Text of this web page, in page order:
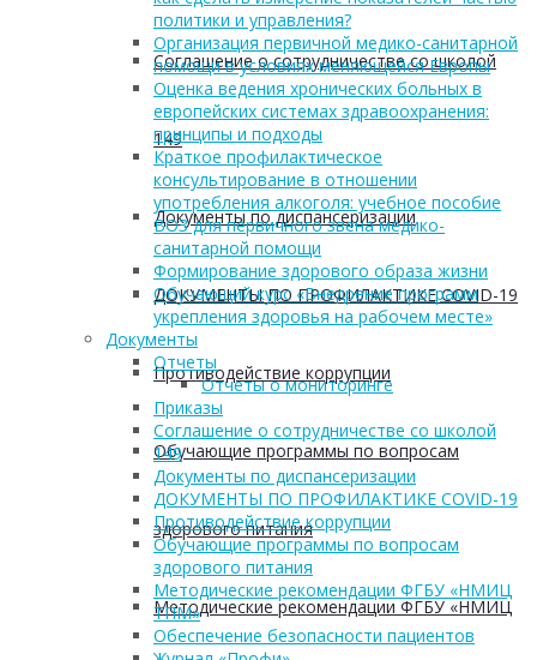
Соглашение о сотрудничестве со школой
149
Документы по диспансеризации
ДОКУМЕНТЫ ПО ПРОФИЛАКТИКЕ COVID-19
Противодействие коррупции
Обучающие программы по вопросам
здорового питания
Методические рекомендации ФГБУ «НМИЦ
политики и управления?
Организация первичной медико-санитарной
помощи в условиях меняющейся Европы
Оценка ведения хронических больных в
европейских системах здравоохранения:
принципы и подходы
Краткое профилактическое
консультирование в отношении
употребления алкоголя: учебное пособие
ВОЗ для первичного звена медико-
санитарной помощи
Формирование здорового образа жизни
Обучающий курс «Внедрение программ
укрепления здоровья на рабочем месте»
Документы
Отчеты
Отчеты о мониторинге
Приказы
Соглашение о сотрудничестве со школой
149
Документы по диспансеризации
ДОКУМЕНТЫ ПО ПРОФИЛАКТИКЕ COVID-19
Противодействие коррупции
Обучающие программы по вопросам
здорового питания
Методические рекомендации ФГБУ «НМИЦ
ТПМ»
Обеспечение безопасности пациентов